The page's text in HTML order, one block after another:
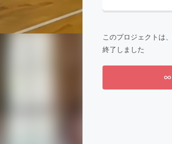
このプロジェクトは、
終了しました